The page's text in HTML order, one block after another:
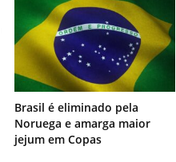
Brasil é eliminado pela
Noruega e amarga maior
jejum em Copas